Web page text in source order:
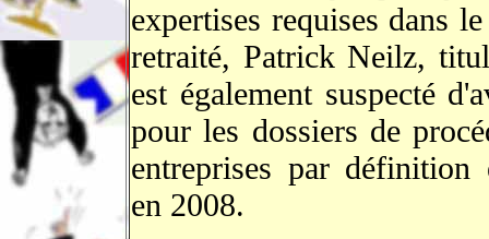
expertises requises dans
retraité, Patrick Neilz,
est également suspecté
pour les dossiers de
entreprises par
en 2008.